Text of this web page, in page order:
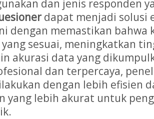
dan jenis responden
dapat menjadi solusi
dengan memastikan bahwa
sesuai, meningkatkan
akurasi data yang
dan terpercaya,
dengan lebih efisien
yang lebih akurat untuk